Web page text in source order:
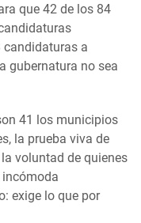
que 42 de los 84
candidaturas a
gubernatura no sea
41 los municipios
la prueba viva de
voluntad de quienes
incómoda
exige lo que por